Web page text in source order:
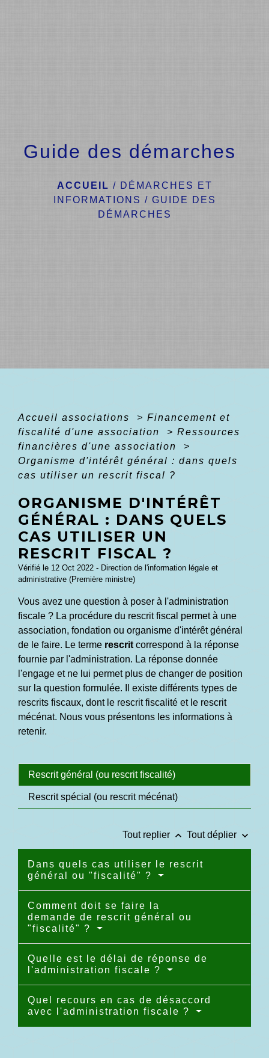
Guide des démarches
ACCUEIL / DÉMARCHES ET
INFORMATIONS / GUIDE DES
DÉMARCHES
Accueil associations > Financement et
fiscalité d'une association
> Ressources
financières d'une association
>
Organisme d'intérêt général : dans quels
cas utiliser un rescrit fiscal ?
ORGANISME D'INTÉRÊT
GÉNÉRAL : DANS QUELS
CAS UTILISER UN
RESCRIT FISCAL ?
Vérifié le 12 Oct 2022 - Direction de l'information légale et
administrative (Première ministre)
Vous avez une question à poser à l'administration
fiscale ? La procédure du rescrit fiscal permet à une
association, fondation ou organisme d'intérêt général
de le faire. Le terme rescrit correspond à la réponse
fournie par l'administration. La réponse donnée
l'engage et ne lui permet plus de changer de position
sur la question formulée. Il existe différents types de
rescrits fiscaux, dont le rescrit fiscalité et le rescrit
mécénat. Nous vous présentons les informations à
retenir.
Rescrit général (ou rescrit fiscalité)
Rescrit spécial (ou rescrit mécénat)
Tout replier keyboard_arrow_up Tout déplier keyboard_arrow_down
Dans quels cas utiliser le rescrit
général ou "fiscalité" ?
Comment doit se faire la
demande de rescrit général ou
"fiscalité" ?
Quelle est le délai de réponse de
l'administration fiscale ?
Quel recours en cas de désaccord
avec l'administration fiscale ?